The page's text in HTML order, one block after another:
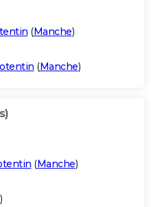
(Manche)
(Manche)
(Manche)
)